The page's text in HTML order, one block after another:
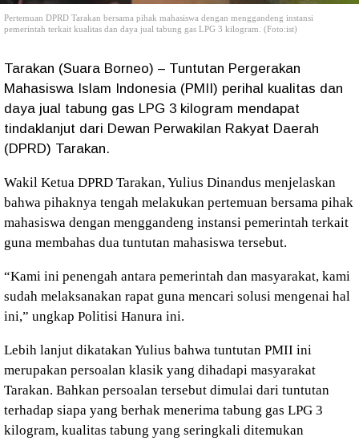
Pertemuan DPRD Tarakan bersama pihak mahasiswa dengan menggandeng instansi
pemerintah terkait kualitas dan daya jual tabung gas LPG 3 kilogram. (Foto:ist)
Tarakan (Suara Borneo) – Tuntutan Pergerakan
Mahasiswa Islam Indonesia (PMII) perihal kualitas dan
daya jual tabung gas LPG 3 kilogram mendapat
tindaklanjut dari Dewan Perwakilan Rakyat Daerah
(DPRD) Tarakan.
Wakil Ketua DPRD Tarakan, Yulius Dinandus menjelaskan
bahwa pihaknya tengah melakukan pertemuan bersama pihak
mahasiswa dengan menggandeng instansi pemerintah terkait
guna membahas dua tuntutan mahasiswa tersebut.
“Kami ini penengah antara pemerintah dan masyarakat, kami
sudah melaksanakan rapat guna mencari solusi mengenai hal
ini,” ungkap Politisi Hanura ini.
Lebih lanjut dikatakan Yulius bahwa tuntutan PMII ini
merupakan persoalan klasik yang dihadapi masyarakat
Tarakan. Bahkan persoalan tersebut dimulai dari tuntutan
terhadap siapa yang berhak menerima tabung gas LPG 3
kilogram, kualitas tabung yang seringkali ditemukan